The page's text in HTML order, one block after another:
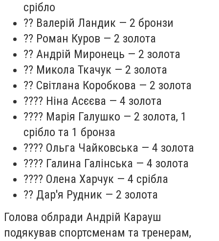
срібло
?? Валерій Ландик — 2 бронзи
?? Роман Куров — 2 золота
?? Андрій Миронець — 2 золота
?? Микола Ткачук — 2 золота
?? Світлана Коробкова — 2 золота
???? Ніна Асєєва — 4 золота
???? Марія Галушко — 2 золота, 1
срібло та 1 бронза
???? Ольга Чайковська — 4 золота
???? Галина Галінська — 4 золота
???? Олена Харчук — 4 срібла
?? Дар'я Рудник — 2 золота
Голова облради Андрій Карауш
подякував спортсменам та тренерам,